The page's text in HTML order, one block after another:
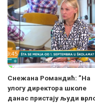
Снежана Романдић: ”На
улогу директора школе
данас пристају људи